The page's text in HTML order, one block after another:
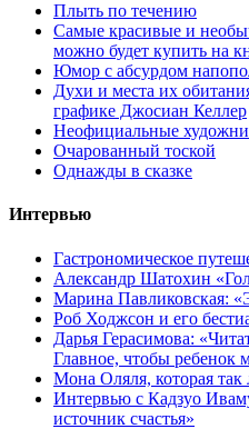
Плыть по течению
Самые красивые и
можно будет купить на
Юмор с абсурдом
Духи и места их
графике Джосиан Келлер
Неофициальные
Очарованный тоской
Однажды в сказке
Интервью
Гастрономическое
Александр Шатохин
Марина Павликовская:
Роб Ходжсон и его
Дарья Герасимова:
Главное, чтобы ребенок
Мона Оляля, которая так
Интервью с Кадзуо
источник счастья»